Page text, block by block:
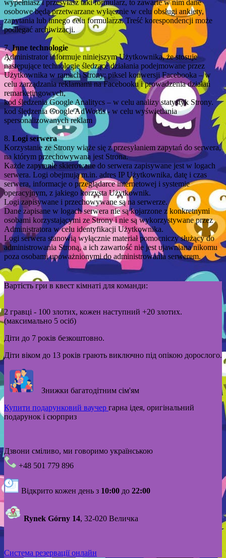
wypełniasz i przesyłasz taki formularz, to zawarte w nim dane
osobowe będą przetwarzane wyłącznie w celu obsługi ankiety,
zapytania lub innego celu formularza. Treść korespondencji może
podlegać archiwizacji.
7. Inne technologie
Administrator informuje niniejszym Użytkownika, że stosuje
następujące technologie śledzące działania podejmowane przez
Użytkownika w ramach Strony: piksel konwersji Facebooka – w
celu zarządzania reklamami na Facebooku i prowadzenia działań
remarketingowych,
kod śledzenia Google Analitycs – w celu analizy statystyk Strony.
kod śledzenia Google AdWords - w celu wyświetlania
spersonalizowanych reklam
8. Logi serwera
Korzystanie ze Strony wiąże się z przesyłaniem zapytań do serwera,
na którym przechowywana jest Strona.
Każde zapytanie skierowane do serwera zapisywane jest w logach
serwera. Logi obejmują m.in. adres IP Użytkownika, datę i czas
serwera, informacje o przeglądarce internetowej i systemie
operacyjnym, z jakiego korzysta Użytkownik.
Logi zapisywane i przechowywane są na serwerze.
Dane zapisane w logach serwera nie są kojarzone z konkretnymi
osobami korzystającymi ze Strony i nie są wykorzystywane przez
Administratora w celu identyfikacji Użytkownika.
Logi serwera stanowią wyłącznie materiał pomocniczy służący do
administrowania Stroną, a ich zawartość nie jest ujawniana nikomu
poza osobami upoważnionymi do administrowania serwerem.
Вартість гри в квест кімнаті для команди:
2 гравці - 100 злотих, кожен наступний +20 злотих.
(максимально 5 осіб)
Діти до 7 років безкоштовно.
Діти віком до 13 років грають виключно під опікою дорослого.
Знижки багатодітним сім'ям
Купити подарунковий ваучер гарна ідея, оригінальний
подарунок і сюрприз
Дзвони сміливо, ми говоримо українською
+48 501 779 896
Відкрито кожен день з 10:00 до 22:00
Rynek Górny 14, 32-020 Величка
Система резервації онлайн